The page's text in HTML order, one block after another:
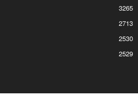
3265
2713
2530
2529